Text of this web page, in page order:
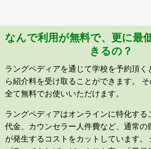
なんで利用が無料で、更に最
きるの？
ラングペディアを通じて学校を予約頂く
ら紹介料を受け取ることができます。
全て無料でお使いいただけます。
ラングペディアはオンラインに特化する
代金、カウンセラー人件費など、通常の
が発生するコストをカットしています。